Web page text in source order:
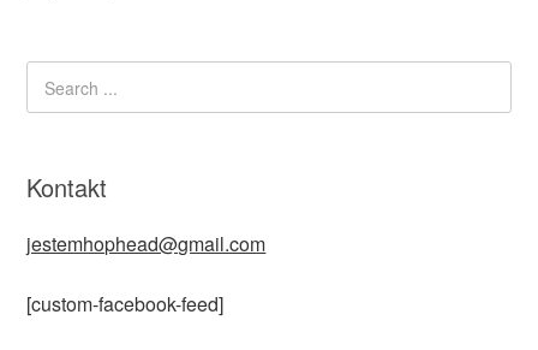
Kontakt
jestemhophead@gmail.com
[custom-facebook-feed]